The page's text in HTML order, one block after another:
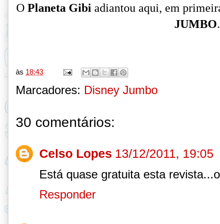
O Planeta Gibi adiantou aqui, em
JUMBO.
às 18:43
Marcadores: Disney Jumbo
30 comentários:
Celso Lopes 13/12/2011, 19:05
Está quase gratuita esta
Responder